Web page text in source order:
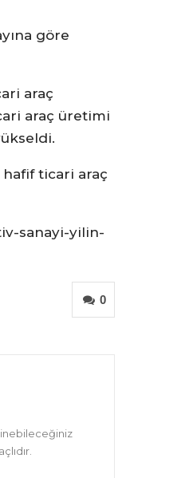
göre
araç
araç üretimi
hafif ticari araç
sanayi-yilin-
0